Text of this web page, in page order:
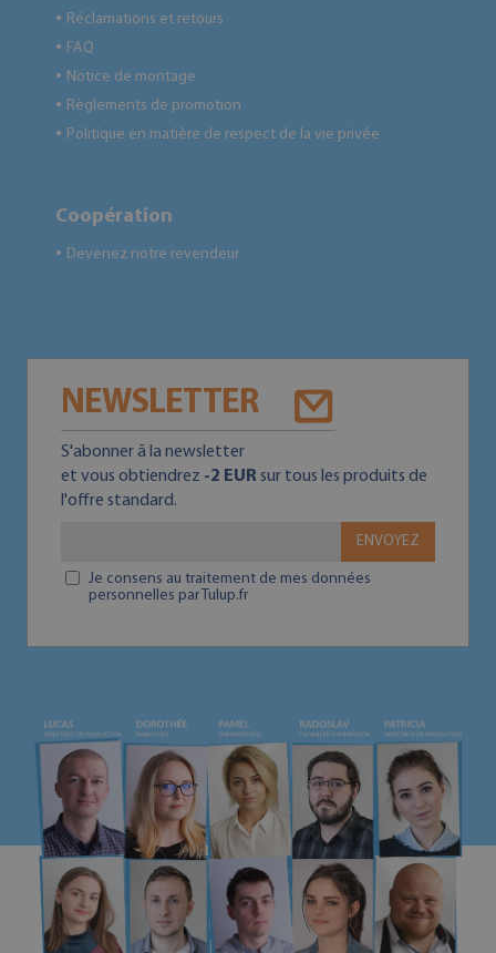
● Réclamations et retours
● FAQ
● Notice de montage
● Règlements de promotion
● Politique en matière de respect de la vie privée
Coopération
● Devenez notre revendeur
NEWSLETTER
S'abonner ā la newsletter
et vous obtiendrez -2 EUR sur tous les produits de
l'offre standard.
ENVOYEZ
Je consens au traitement de mes données
personnelles par Tulup.fr